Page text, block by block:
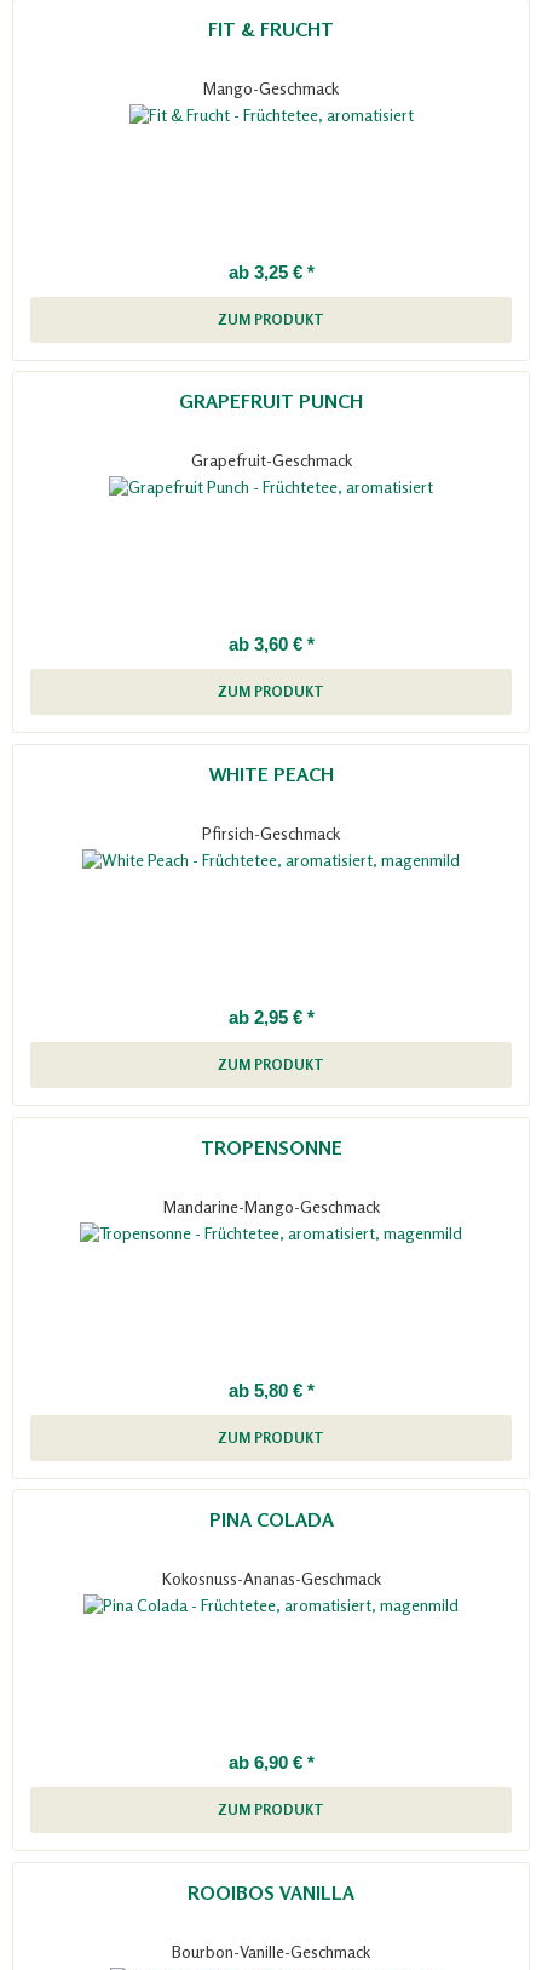
FIT & FRUCHT
Mango-Geschmack
ab 3,25 € *
ZUM PRODUKT
GRAPEFRUIT PUNCH
Grapefruit-Geschmack
ab 3,60 € *
ZUM PRODUKT
WHITE PEACH
Pfirsich-Geschmack
ab 2,95 € *
ZUM PRODUKT
TROPENSONNE
Mandarine-Mango-Geschmack
ab 5,80 € *
ZUM PRODUKT
PINA COLADA
Kokosnuss-Ananas-Geschmack
ab 6,90 € *
ZUM PRODUKT
ROOIBOS VANILLA
Bourbon-Vanille-Geschmack